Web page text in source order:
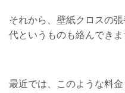
それから、壁紙クロスの
代というものも絡んできま
最近では、このような料